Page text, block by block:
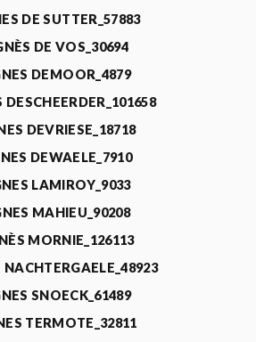
DE SUTTER_57883
DE VOS_30694
DEMOOR_4879
DESCHEERDER_101658
DEVRIESE_18718
DEWAELE_7910
LAMIROY_9033
MAHIEU_90208
MORNIE_126113
NACHTERGAELE_48923
SNOECK_61489
TERMOTE_32811